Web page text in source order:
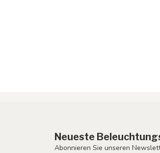
Neueste
Abonnieren Sie unseren